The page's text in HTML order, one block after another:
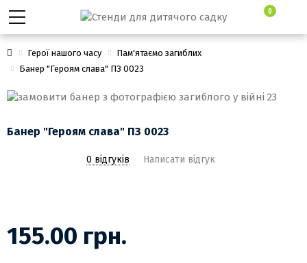
0
Герої нашого часу
Пам'ятаємо загиблих
Банер "Героям слава" ПЗ 0023
Банер "Героям слава" ПЗ 0023
0 відгуків Написати відгук
155.00 грн.